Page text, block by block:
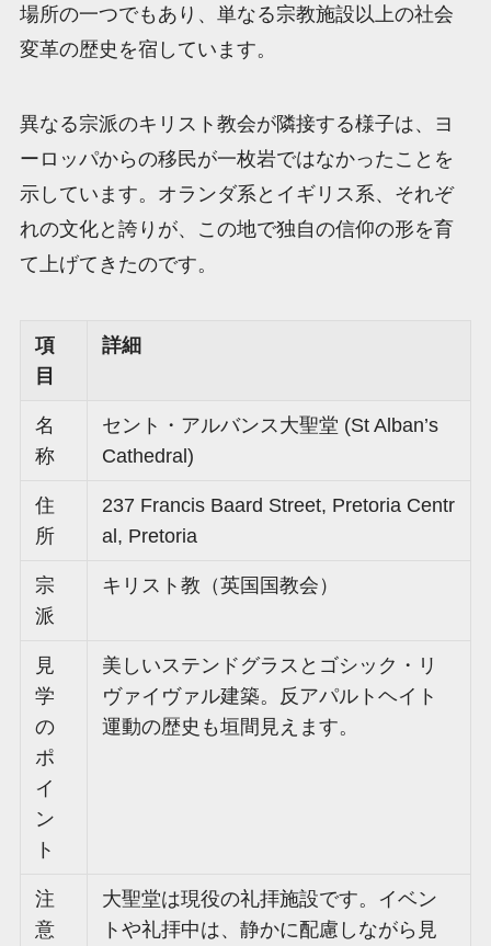
場所の一つでもあり、単なる宗教施設以上の社会
変革の歴史を宿しています。
異なる宗派のキリスト教会が隣接する様子は、ヨ
ーロッパからの移民が一枚岩ではなかったことを
示しています。オランダ系とイギリス系、それぞ
れの文化と誇りが、この地で独自の信仰の形を育
て上げてきたのです。
項
目
詳細
名
称
セント・アルバンス大聖堂 (St Alban’s
Cathedral)
住
所
237 Francis Baard Street, Pretoria Centr
al, Pretoria
宗
派
キリスト教（英国国教会）
見
学
の
ポ
イ
ン
ト
美しいステンドグラスとゴシック・リ
ヴァイヴァル建築。反アパルトヘイト
運動の歴史も垣間見えます。
注
意
大聖堂は現役の礼拝施設です。イベン
トや礼拝中は、静かに配慮しながら見